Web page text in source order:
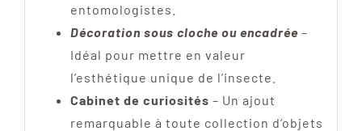
entomologistes.
Décoration sous cloche ou encadrée–
Idéal pour mettre en valeur
l’esthétique unique de l’insecte.
Cabinet de curiosités – Un ajout
remarquable à toute collection d’objets